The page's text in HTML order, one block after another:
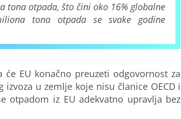
tona otpada, što čini oko 16% globalne
tona otpada se svake godine
EU konačno preuzeti odgovornost za
u zemlje koje nisu članice OECD i
otpadom iz EU adekvatno upravlja bez